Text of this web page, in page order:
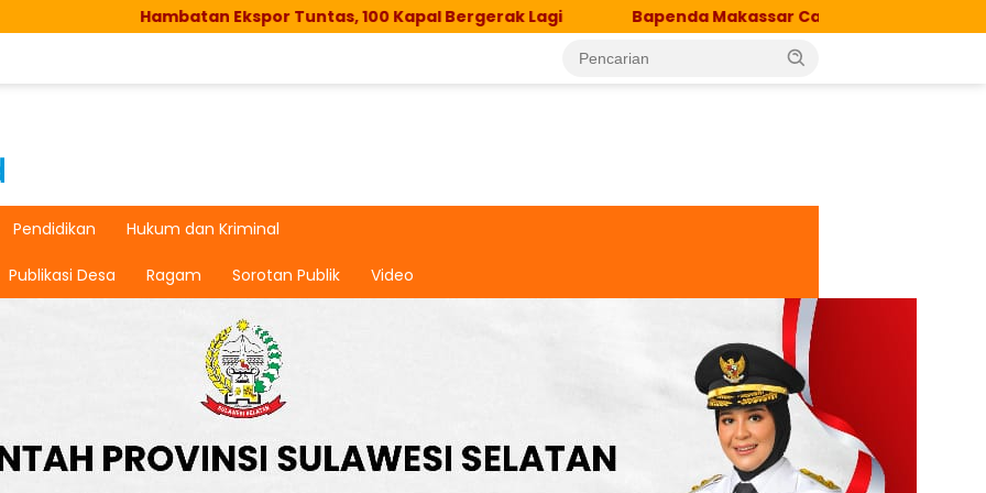
Hambatan Ekspor Tuntas, 100 Kapal Bergerak Lagi Bapenda Makassar Catat Surplus Rp130 Miliar,
Pendidikan Hukum dan Kriminal
Publikasi Desa Ragam Sorotan Publik Video